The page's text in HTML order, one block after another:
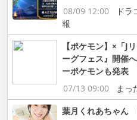
08/09 12:00
ド
報
【ポケモン】×「J
ーグフェス』開催
ーポケモンも発表
07/13 09:00
まっ
葉月くれあちゃん